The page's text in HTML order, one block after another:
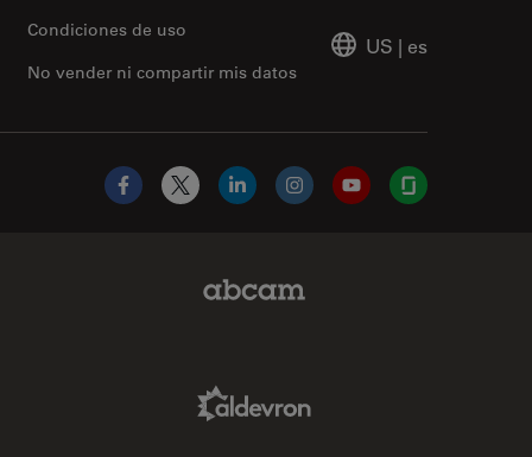
No vender ni compartir mis datos
Condiciones de uso
US | es
Facebook
X LinkedInInstagramYouTubeGlassdoor